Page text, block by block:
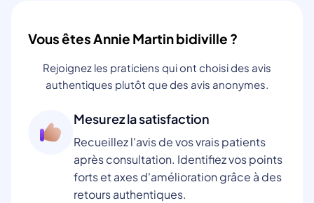
Vous êtes Annie Martin bidiville ?
Rejoignez les praticiens qui ont choisi des avis
authentiques plutôt que des avis anonymes.
Mesurez la satisfaction
Recueillez l'avis de vos vrais patients
après consultation. Identifiez vos points
forts et axes d'amélioration grâce à des
retours authentiques.